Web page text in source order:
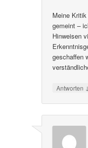
Meine
gemeint –
Hinweisen
geschaffen
Antworten ↓